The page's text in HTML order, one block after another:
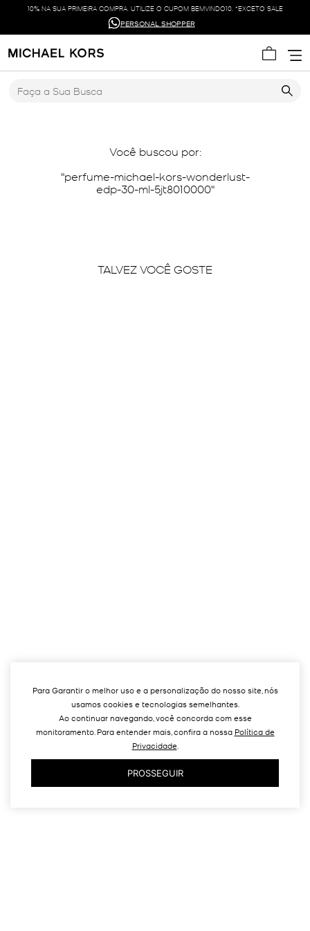
Para Garantir o melhor uso e a personalização do nosso site, nós
usamos cookies e tecnologias semelhantes.
Ao continuar navegando, você concorda com esse
monitoramento. Para entender mais, confira a nossa Política de
Privacidade.
PROSSEGUIR
10% NA SUA PRIMEIRA COMPRA. UTILIZE O CUPOM BEMVINDO10. *EXCETO SALE
PERSONAL SHOPPER
Você buscou por:
perfume-michael-kors-wonderlust-
edp-30-ml-5jt8010000
TALVEZ VOCÊ GOSTE